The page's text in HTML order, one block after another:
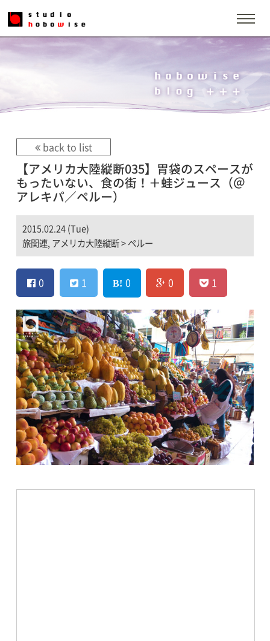
back to list
【アメリカ大陸縦断035】胃袋のスペースが
もったいない、食の街！＋蛙ジュース（＠
アレキパ／ペルー）
2015.02.24 (Tue)
旅関連, アメリカ大陸縦断>ペルー
0 1 0 0 1